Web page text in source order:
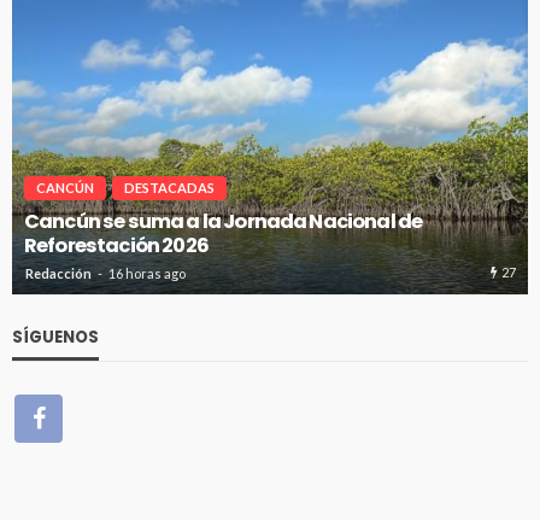
CANCÚN DESTACADAS
Cancún se suma a la Jornada Nacional de
Reforestación 2026
Redacción 16 horas ago 27
SÍGUENOS